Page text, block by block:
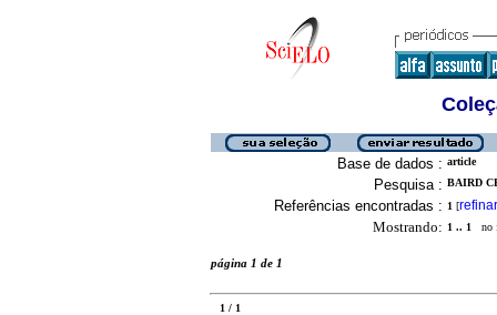
Base de dados : article
Pesquisa : BAIRD
Referências encontradas : 1 [refinar
Mostrando: 1 .. 1 no
página 1 de 1
1 / 1